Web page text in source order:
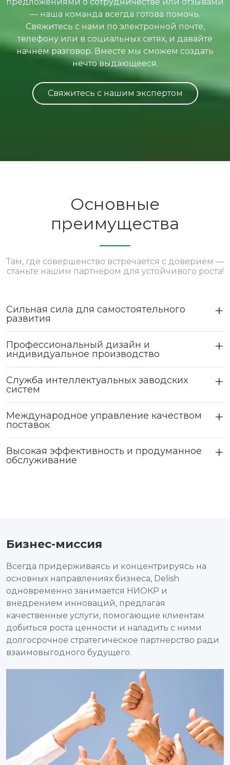
— наша команда всегда готова помочь.
Свяжитесь с нами по электронной почте,
телефону или в социальных сетях, и давайте
начнём разговор. Вместе мы сможем создать
нечто выдающееся.
Свяжитесь с нашим экспертом
Основные
преимущества
Там, где совершенство встречается с доверием —
станьте нашим партнером для устойчивого роста!
Сильная сила для самостоятельного
развития
Профессиональный дизайн и
индивидуальное производство
Служба интеллектуальных заводских
систем
Международное управление качеством
поставок
Высокая эффективность и продуманное
обслуживание
Бизнес-миссия
Всегда придерживаясь и концентрируясь на
основных направлениях бизнеса, Delish
одновременно занимается НИОКР и
внедрением инноваций, предлагая
качественные услуги, помогающие клиентам
добиться роста ценности и наладить с ними
долгосрочное стратегическое партнерство ради
взаимовыгодного будущего.